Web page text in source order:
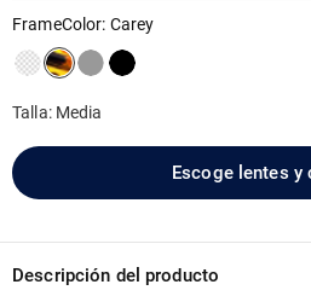
FrameColor: Carey
Talla: Media
Escoge lentes y
Descripción del producto